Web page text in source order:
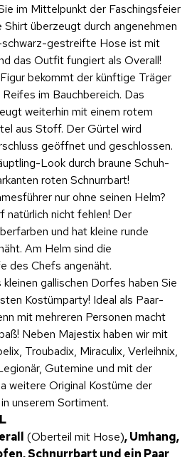
im Mittelpunkt der Faschingsfeier
Shirt überzeugt durch angenehmen
gestreifte Hose ist mit
das Outfit fungiert als Overall!
bekommt der künftige Träger
im Bauchbereich. Das
weiterhin mit einem rotem
aus Stoff. Der Gürtel wird
geöffnet und geschlossen.
Look durch braune Schuh-
roten Schnurrbart!
nur ohne seinen Helm?
natürlich nicht fehlen! Der
und hat kleine runde
Am Helm sind die
des Chefs angenäht.
gallischen Dorfes haben Sie
Kostümparty! Ideal als Paar-
mit mehreren Personen macht
Neben Majestix haben wir mit
Troubadix, Miraculix, Verleihnix,
Gutemine und mit der
weitere Original Kostüme der
unserem Sortiment.
(Oberteil mit Hose), Umhang,
Schnurrbart und ein Paar